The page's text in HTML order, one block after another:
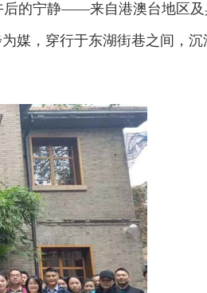
的宁静——来自港澳台地区及
媒，穿行于东湖街巷之间，